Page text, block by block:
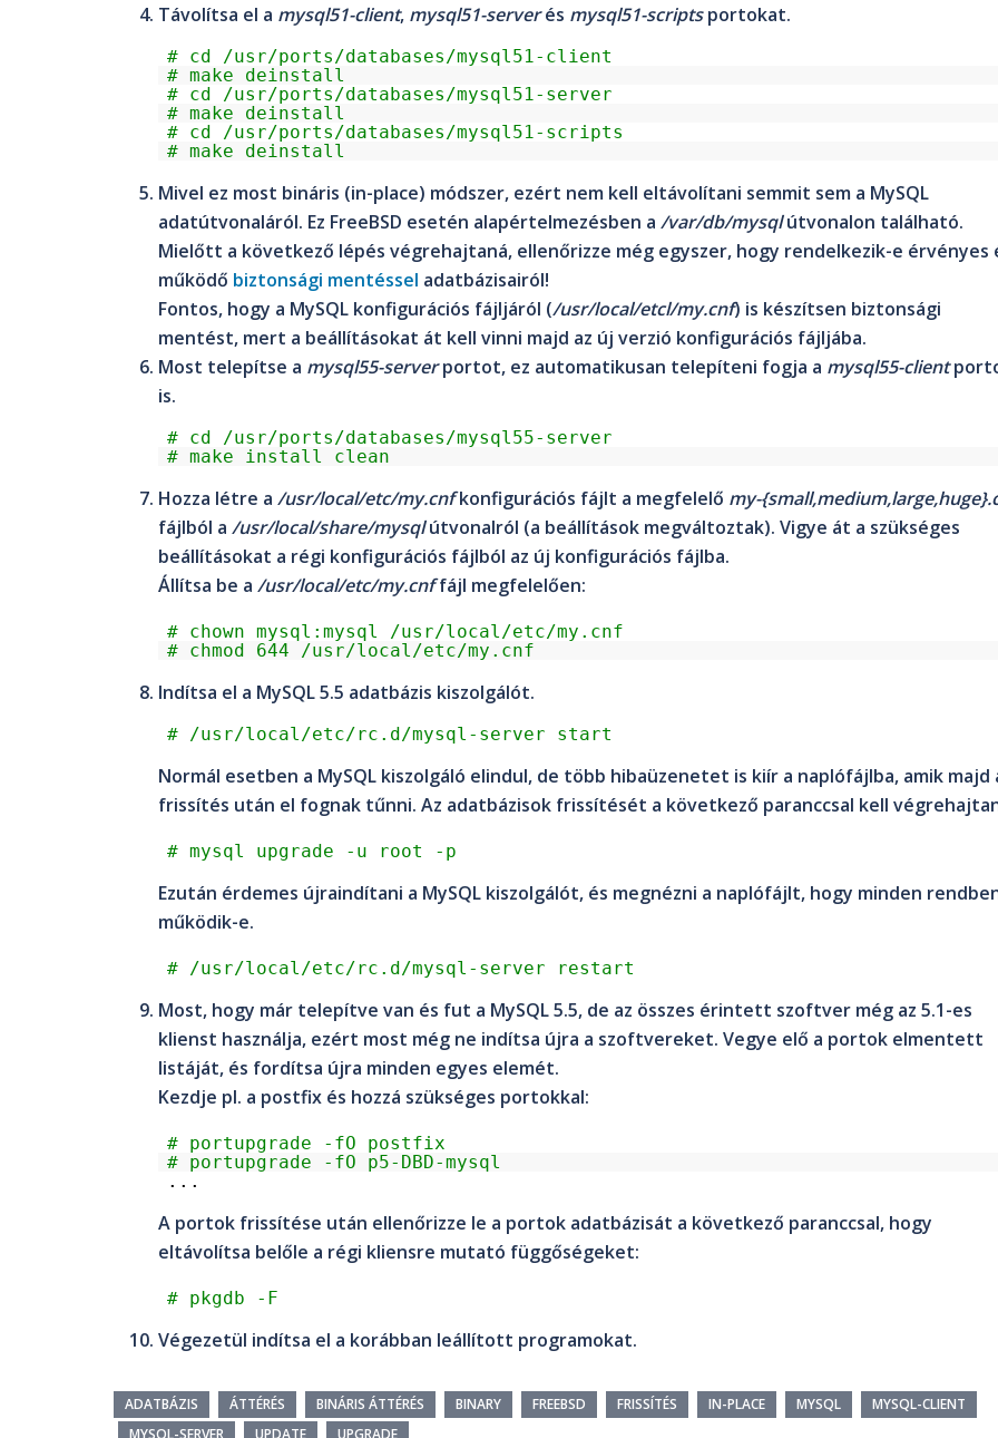
Távolítsa el a mysql51-client, mysql51-serverés mysql51-scriptsportokat.
# cd /usr/ports/databases/mysql51-client
# make deinstall
# cd /usr/ports/databases/mysql51-server
# make deinstall
# cd /usr/ports/databases/mysql51-scripts
# make deinstall
Mivel ez most bináris (in-place) módszer, ezért nem kell eltávolítani semmit sem a MySQL
adatútvonaláról. Ez FreeBSD esetén alapértelmezésben a /var/db/mysqlútvonalon található.
Mielőtt a következő lépés végrehajtaná, ellenőrizze még egyszer, hogy rendelkezik-e érvényes
működő biztonsági mentéssel adatbázisairól!
Fontos, hogy a MySQL konfigurációs fájljáról (/usr/local/etcl/my.cnf) is készítsen biztonsági
mentést, mert a beállításokat át kell vinni majd az új verzió konfigurációs fájljába.
Most telepítse a mysql55-serverportot, ez automatikusan telepíteni fogja a mysql55-client
is.
# cd /usr/ports/databases/mysql55-server
# make install clean
Hozza létre a /usr/local/etc/my.cnfkonfigurációs fájlt a megfelelő my-
fájlból a /usr/local/share/mysqlútvonalról (a beállítások megváltoztak). Vigye át a szükséges
beállításokat a régi konfigurációs fájlból az új konfigurációs fájlba.
Állítsa be a /usr/local/etc/my.cnffájl megfelelően:
# chown mysql:mysql /usr/local/etc/my.cnf
# chmod 644 /usr/local/etc/my.cnf
Indítsa el a MySQL 5.5 adatbázis kiszolgálót.
# /usr/local/etc/rc.d/mysql-server start
Normál esetben a MySQL kiszolgáló elindul, de több hibaüzenetet is kiír a naplófájlba, amik majd
frissítés után el fognak tűnni. Az adatbázisok frissítését a következő paranccsal kell
# mysql_upgrade -u root -p
Ezután érdemes újraindítani a MySQL kiszolgálót, és megnézni a naplófájlt, hogy minden
működik-e.
# /usr/local/etc/rc.d/mysql-server restart
Most, hogy már telepítve van és fut a MySQL 5.5, de az összes érintett szoftver még az 5.1-es
klienst használja, ezért most még ne indítsa újra a szoftvereket. Vegye elő a portok elmentett
listáját, és fordítsa újra minden egyes elemét.
Kezdje pl. a postfix és hozzá szükséges portokkal:
# portupgrade -fO postfix
# portupgrade -fO p5-DBD-mysql
...
A portok frissítése után ellenőrizze le a portok adatbázisát a következő paranccsal, hogy
eltávolítsa belőle a régi kliensre mutató függőségeket:
# pkgdb -F
Végezetül indítsa el a korábban leállított programokat.
ADATBÁZIS ÁTTÉRÉS BINÁRIS ÁTTÉRÉS BINARY FREEBSD FRISSÍTÉS IN-PLACE MYSQL
MYSQL-CLIENT